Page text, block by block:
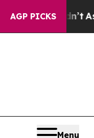
AGP PICKS
As war With Iran
Menu